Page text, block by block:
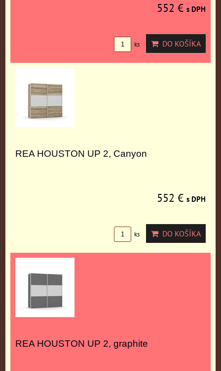
552 € s DPH
ks DO KOŠÍKA
REA HOUSTON UP 2, Canyon
552 € s DPH
ks DO KOŠÍKA
REA HOUSTON UP 2, graphite